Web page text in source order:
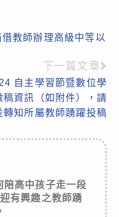
教師辦理高級中等以
下一篇文章
自主學習節暨數位學
資訊（如附件），請
轉知所屬教師踴躍投稿
陪高中孩子走一段
有興趣之教師踴